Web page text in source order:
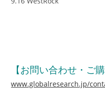
【お問い合わせ・ご
www.globalresearch.jp/